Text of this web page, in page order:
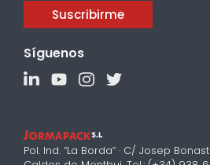
Suscribirme
Síguenos
Pol. Ind. “La Borda” · C/ Josep